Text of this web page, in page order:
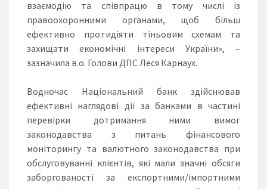
взаємодію та співпрацю в тому числі із
правоохоронними органами, щоб більш
ефективно протидіяти тіньовим схемам та
захищати економічні інтереси України», –
зазначила в.о. Голови ДПС Леся Карнаух.
Водночас Національний банк здійснював
ефективні наглядові дії за банками в частині
перевірки дотримання ними вимог
законодавства з питань фінансового
моніторингу та валютного законодавства при
обслуговуванні клієнтів, які мали значні обсяги
заборгованості за експортними/імпортними